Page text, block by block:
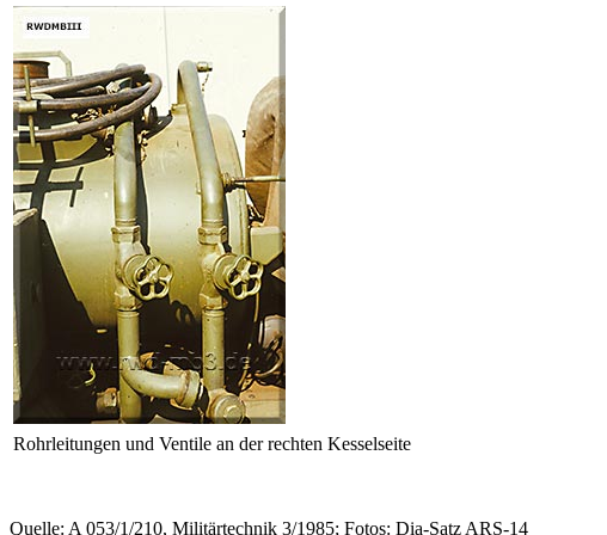
Rohrleitungen und Ventile an der rechten Kesselseite
Quelle: A 053/1/210, Militärtechnik 3/1985; Fotos: Dia-Satz ARS-14